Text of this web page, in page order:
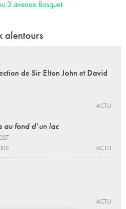
3 avenue Bosquet
alentours
de Sir Elton John et David
ACTU
au fond d’un lac
ACTU
ACTU